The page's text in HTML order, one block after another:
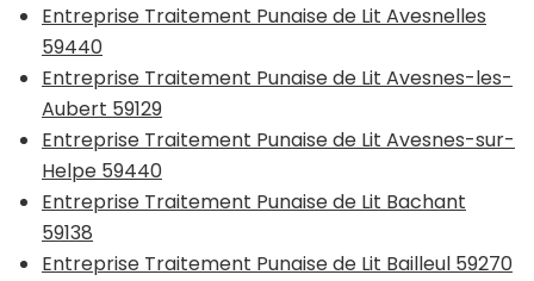
Entreprise Traitement Punaise de Lit Avesnelles
59440
Entreprise Traitement Punaise de Lit Avesnes-les-
Aubert 59129
Entreprise Traitement Punaise de Lit Avesnes-sur-
Helpe 59440
Entreprise Traitement Punaise de Lit Bachant
59138
Entreprise Traitement Punaise de Lit Bailleul 59270